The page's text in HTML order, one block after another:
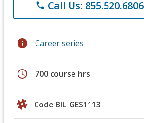
phone Call Us: 855.520.6806
info Career series
schedule 700 course hrs
Code BIL-GES1113